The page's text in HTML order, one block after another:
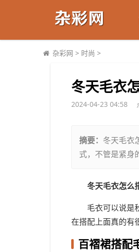
杂彩网 > 时尚 >
冬天毛衣
2024-04-23 04:58
摘要： 冬天毛衣
式，不管是紧身
冬天毛衣怎么
毛衣可以说是
在搭配上面真的有
百褶裙搭配